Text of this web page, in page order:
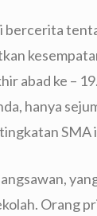
bercerita
abad ke –
hanya
SMA
Orang